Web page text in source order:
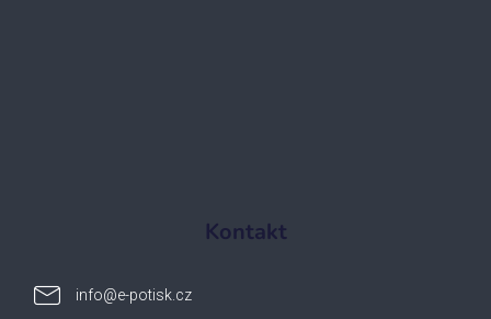
Kontakt
info@e-potisk.cz